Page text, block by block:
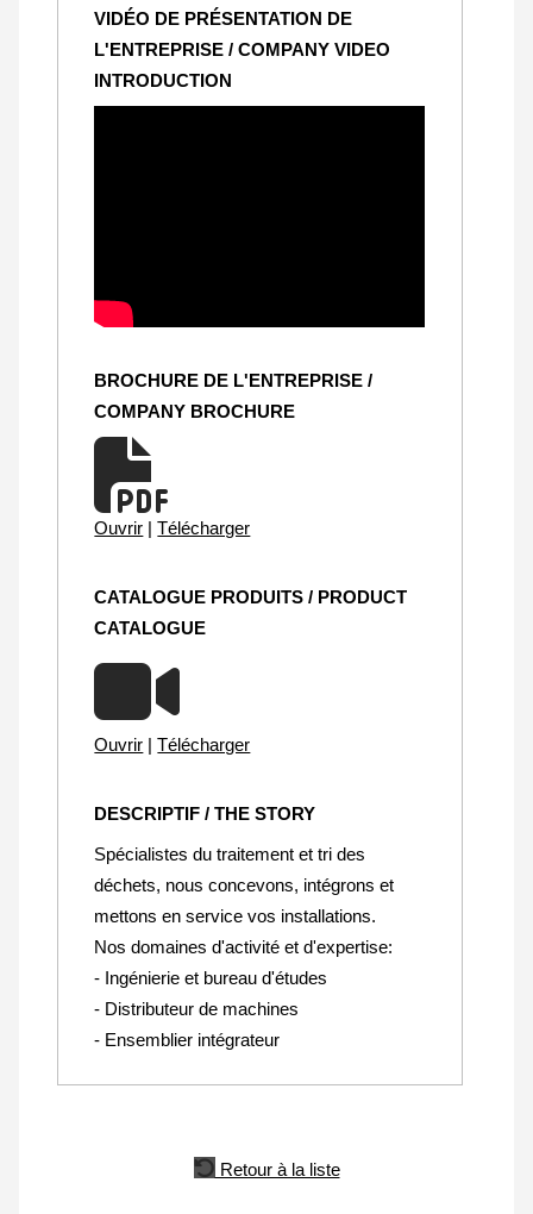
VIDÉO DE PRÉSENTATION DE
L'ENTREPRISE / COMPANY VIDEO
INTRODUCTION
BROCHURE DE L'ENTREPRISE /
COMPANY BROCHURE
Ouvrir | Télécharger
CATALOGUE PRODUITS / PRODUCT
CATALOGUE
Ouvrir | Télécharger
DESCRIPTIF / THE STORY
Spécialistes du traitement et tri des
déchets, nous concevons, intégrons et
mettons en service vos installations.
Nos domaines d'activité et d'expertise:
- Ingénierie et bureau d'études
- Distributeur de machines
- Ensemblier intégrateur
Retour à la liste